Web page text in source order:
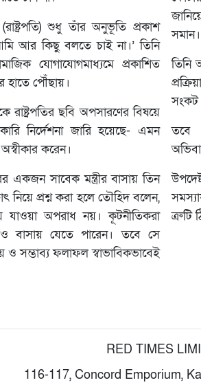
শুধু তাঁর অনুভূতি প্রকাশ
আর কিছু বলতে চাই না।’ তিনি
যোগাযোগমাধ্যমে প্রকাশিত
পৌঁছায়।
রাষ্ট্রপতির ছবি অপসারণের বিষয়ে
নির্দেশনা জারি হয়েছে- এমন
করেন।
একজন সাবেক মন্ত্রীর বাসায় তিন
নিয়ে প্রশ্ন করা হলে তৌহিদ বলেন,
যাওয়া অপরাধ নয়। কূটনীতিকরা
বাসায় যেতে পারেন। তবে সে
ও সম্ভাব্য ফলাফল স্বাভাবিকভাবেই
সমান।
তিনি
সংকট
তবে
ত্রুটি
RED TIMES
116-117, Concord Emporium,